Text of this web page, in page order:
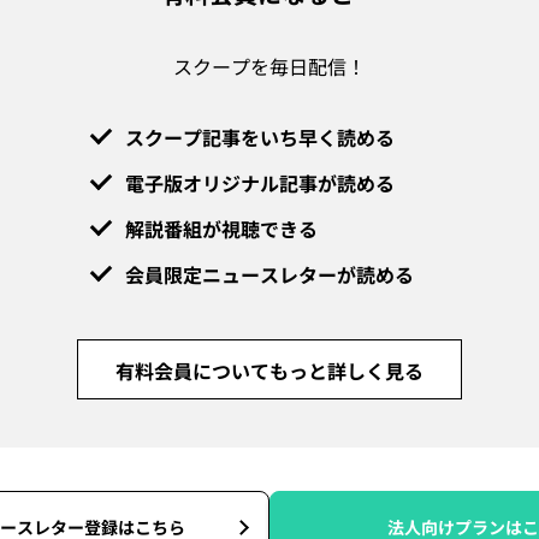
スクープを毎日配信！
スクープ記事をいち早く読める
電子版オリジナル記事が読める
解説番組が視聴できる
会員限定ニュースレターが読める
有料会員についてもっと詳しく見る
スレター登録はこちら 法人向けプランは